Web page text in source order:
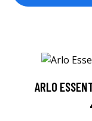
ARLO